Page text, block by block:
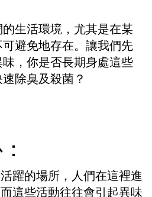
生活環境，尤其是在某
避免地存在。讓我們先
，你是否長期身處這些
除臭及殺菌？
躍的場所，人們在這裡進
這些活動往往會引起異味